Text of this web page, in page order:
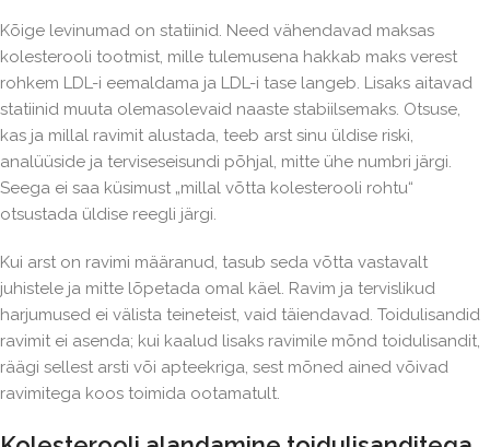
Kõige levinumad on statiinid. Need vähendavad maksas
kolesterooli tootmist, mille tulemusena hakkab maks verest
rohkem LDL-i eemaldama ja LDL-i tase langeb. Lisaks aitavad
statiinid muuta olemasolevaid naaste stabiilsemaks. Otsuse,
kas ja millal ravimit alustada, teeb arst sinu üldise riski,
analüüside ja terviseseisundi põhjal, mitte ühe numbri järgi.
Seega ei saa küsimust „millal võtta kolesterooli rohtu“
otsustada üldise reegli järgi.
Kui arst on ravimi määranud, tasub seda võtta vastavalt
juhistele ja mitte lõpetada omal käel. Ravim ja tervislikud
harjumused ei välista teineteist, vaid täiendavad. Toidulisandid
ravimit ei asenda; kui kaalud lisaks ravimile mõnd toidulisandit,
räägi sellest arsti või apteekriga, sest mõned ained võivad
ravimitega koos toimida ootamatult.